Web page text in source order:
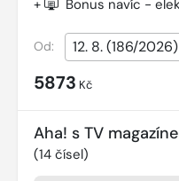
+ Bonus navíc -
Od:
5873 Kč
Aha! s TV
(14 čísel)